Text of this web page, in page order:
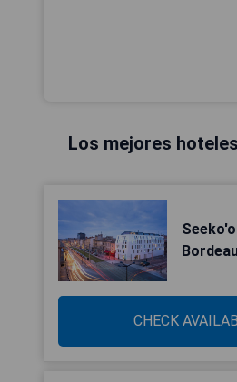
Los mejores
CHECK